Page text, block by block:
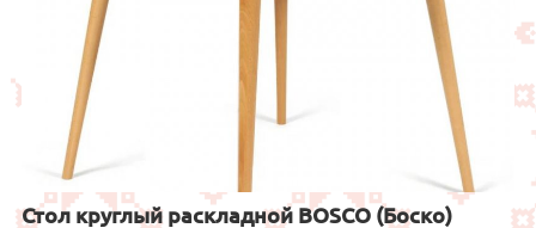
Стол круглый раскладной BOSCO (Боско)